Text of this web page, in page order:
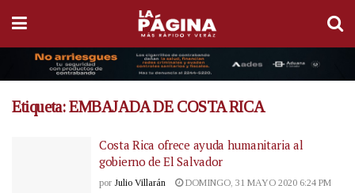
Etiqueta:EMBAJADA DE COSTA RICA
Costa Rica ofrece ayuda humanitaria al
gobierno de El Salvador
por Julio Villarán
DOMINGO, 31 MAYO 2020 6:24 PM